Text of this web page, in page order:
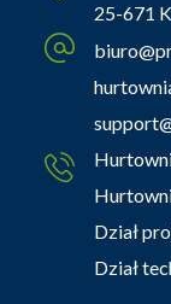
25-671
Dział
Dział